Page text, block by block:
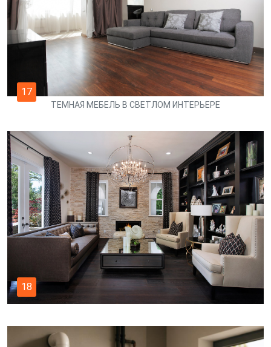
17
ТЕМНАЯ МЕБЕЛЬ В СВЕТЛОМ ИНТЕРЬЕРЕ
18